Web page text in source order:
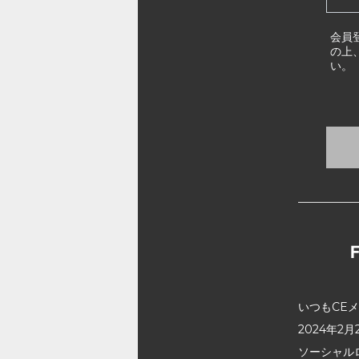
会員
の上
い。
いつもCE
2024年2月
ソーシャ